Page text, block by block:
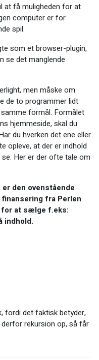
at få muligheden for at
computer er for
spil.
som et browser-plugin,
se det manglende
men måske om
de to programmer lidt
formål. Formålet
hjemmeside, skal du
du hverken det ene eller
opleve, at der er indhold
Her er der ofte tale om
den ovenstående
fra Perlen
for at sælge f.eks:
indhold.
fordi det faktisk betyder,
rekursion op, så får